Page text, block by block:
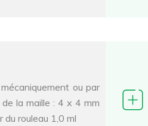
ou par
la maille : 4 x 4 mm
rouleau 1,0 ml